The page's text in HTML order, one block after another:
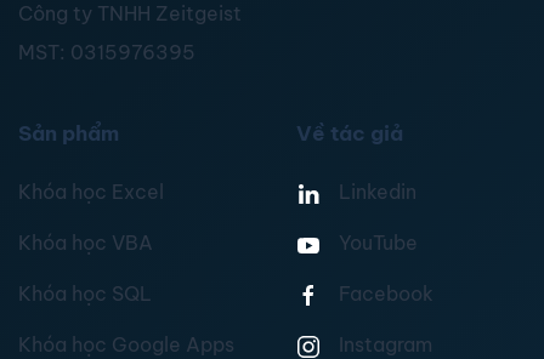
Công ty TNHH Zeitgeist
MST: 0315976395
Sản phẩm
Khóa học Excel
Khóa học VBA
Khóa học SQL
Khóa học Google Apps
Về tác giả
Linkedin
YouTube
Facebook
Instagram